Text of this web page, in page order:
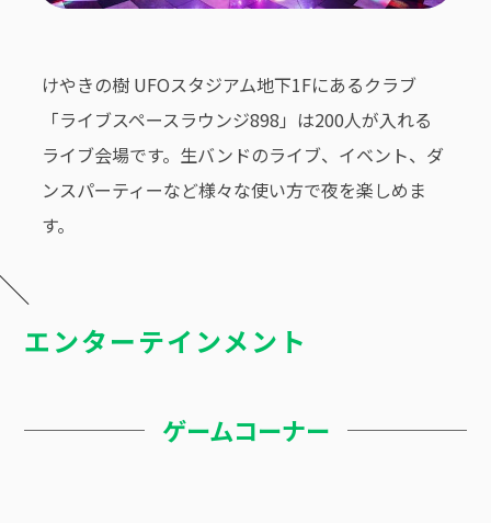
けやきの樹 UFOスタジアム地下1Fにあるクラブ
「ライブスペースラウンジ898」は200人が入れる
ライブ会場です。生バンドのライブ、イベント、ダ
ンスパーティーなど様々な使い方で夜を楽しめま
す。
エンターテインメント
ゲームコーナー